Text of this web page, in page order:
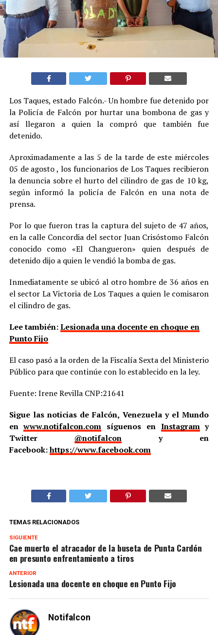
Los Taques, estado Falcón.- Un hombre fue detenido por
la Policía de Falcón por hurtar una bombona de gas y
así llegaron a quien la compró que también fue
detenido.
Aproximadamente a las 5 de la tarde de este miércoles
05 de agosto , los funcionarios de Los Taques recibieron
la denuncia sobre el hurto del cilindro de gas de 10 kg,
según informó la policía de Falcón en una nota de
prensa.
Por lo que fueron tras la captura del sujeto de 47 años,
en la calle Concordia del sector Juan Crisóstomo Falcón
conocido como «El Changueron» quien después de
detenido dijo a quien le vendió la bomba de gas.
Inmediatamente se ubicó al otro hombre de 36 años en
el sector La Victoria de Los Taques a quien le comisaron
el cilindro de gas.
Lee también:Lesionada una docente en choque en
Punto Fijo
El caso pasó a la orden de la Fiscalía Sexta del Ministerio
Público para que continúe con lo establecido en la ley.
Fuente: Irene Revilla CNP:21641
Sigue las noticias de Falcón, Venezuela y el Mundo
enwww.notifalcon.com síguenos en Instagramy
Twitter @notifalcony en
Facebook:https://www.facebook.com
TEMAS RELACIONADOS
SIGUIENTE
Cae muerto el atracador de la buseta de Punta Cardón
en presunto enfrentamiento a tiros
ANTERIOR
Lesionada una docente en choque en Punto Fijo
Notifalcon